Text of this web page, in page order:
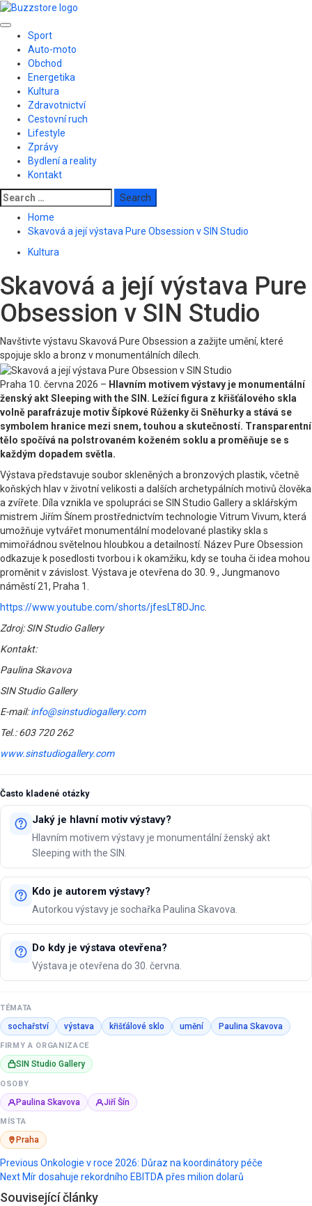
Skip
content
Primary
Menu
Sport
Auto-moto
Obchod
Energetika
Kultura
Zdravotnictví
Cestovní ruch
Lifestyle
Zprávy
Bydlení a reality
Kontakt
Search
for:
Home
Skavová a její výstava Pure Obsession v SIN Studio
Kultura
Skavová a její výstava Pure
Obsession v SIN Studio
Navštivte výstavu Skavová Pure Obsession a zažijte umění, které
spojuje sklo a bronz v monumentálních dílech.
Praha 10. června 2026 – Hlavním motivem výstavy je monumentální
ženský akt Sleeping with the SIN. Ležící figura z křišťálového skla
volně parafrázuje motiv Šípkové Růženky či Sněhurky a stává se
symbolem hranice mezi snem, touhou a skutečností. Transparentní
tělo spočívá na polstrovaném koženém soklu a proměňuje se s
každým dopadem světla.
Výstava představuje soubor skleněných a bronzových plastik, včetně
koňských hlav v životní velikosti a dalších archetypálních motivů člověka
a zvířete. Díla vznikla ve spolupráci se SIN Studio Gallery a sklářským
mistrem Jiřím Šínem prostřednictvím technologie Vitrum Vivum, která
umožňuje vytvářet monumentální modelované plastiky skla s
mimořádnou světelnou hloubkou a detailností. Název Pure Obsession
odkazuje k posedlosti tvorbou i k okamžiku, kdy se touha či idea mohou
proměnit v závislost. Výstava je otevřena do 30. 9., Jungmanovo
náměstí 21, Praha 1.
https://www.youtube.com/shorts/jfesLT8DJnc
Zdroj: SIN Studio Gallery
Kontakt:
Paulina Skavova
SIN Studio Gallery
E-mail:info@sinstudiogallery.com
Tel.: 603 720 262
www.sinstudiogallery.com
Často kladené otázky
Jaký je hlavní motiv výstavy?
Hlavním motivem výstavy je monumentální ženský akt
Sleeping with the SIN.
Kdo je autorem výstavy?
Autorkou výstavy je sochařka Paulina Skavova.
Do kdy je výstava otevřena?
Výstava je otevřena do 30. června.
TÉMATA
sochařství výstava křišťálové sklo umění Paulina Skavova
FIRMY A ORGANIZACE
SIN Studio Gallery
OSOBY
Paulina Skavova Jiří Šín
MÍSTA
Praha
Post
navigation
Previous Onkologie v roce 2026: Důraz na koordinátory péče
Next Mír dosahuje rekordního EBITDA přes milion dolarů
Související články